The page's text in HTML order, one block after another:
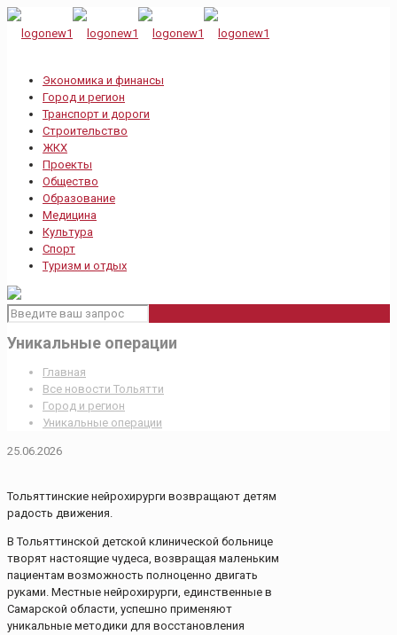
Экономика и финансы
Город и регион
Транспорт и дороги
Строительство
ЖКХ
Проекты
Общество
Образование
Медицина
Культура
Спорт
Туризм и отдых
Уникальные операции
Главная
Все новости Тольятти
Город и регион
Уникальные операции
25.06.2026
Тольяттинские нейрохирурги возвращают детям
радость движения.
В Тольяттинской детской клинической больнице
творят настоящие чудеса, возвращая маленьким
пациентам возможность полноценно двигать
руками. Местные нейрохирурги, единственные в
Самарской области, успешно применяют
уникальные методики для восстановления